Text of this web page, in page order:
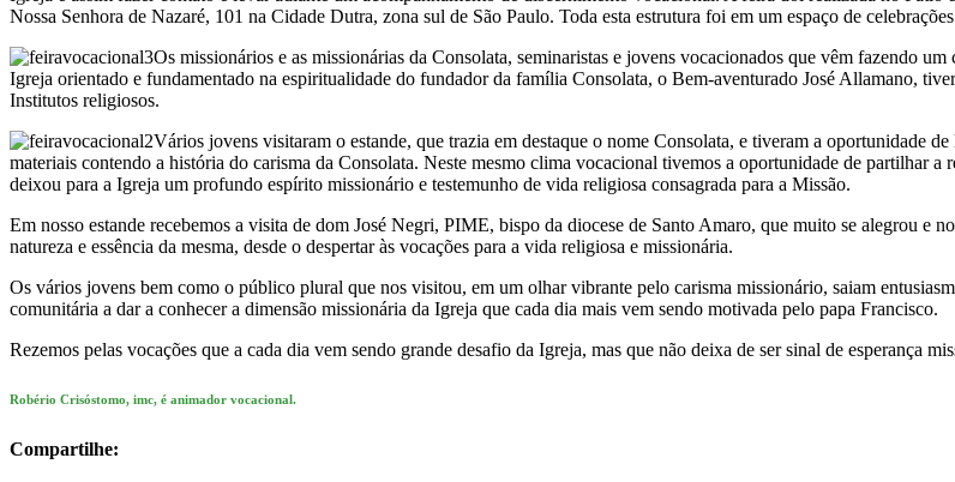
Nossa Senhora de Nazaré, 101 na Cidade Dutra, zona sul de São Paulo. Toda esta estrutura foi em um espaço de
Os missionários e as missionárias da Consolata, seminaristas e jovens vocacionados que vêm fazendo
Igreja orientado e fundamentado na espiritualidade do fundador da família Consolata, o Bem-aventurado José Allamano,
Institutos religiosos.
Vários jovens visitaram o estande, que trazia em destaque o nome Consolata, e tiveram a oportunidade
materiais contendo a história do carisma da Consolata. Neste mesmo clima vocacional tivemos a oportunidade de partilhar
deixou para a Igreja um profundo espírito missionário e testemunho de vida religiosa consagrada para a Missão.
Em nosso estande recebemos a visita de dom José Negri, PIME, bispo da diocese de Santo Amaro, que muito se alegrou e
natureza e essência da mesma, desde o despertar às vocações para a vida religiosa e missionária.
Os vários jovens bem como o público plural que nos visitou, em um olhar vibrante pelo carisma missionário, saiam
comunitária a dar a conhecer a dimensão missionária da Igreja que cada dia mais vem sendo motivada pelo papa Francisco.
Rezemos pelas vocações que a cada dia vem sendo grande desafio da Igreja, mas que não deixa de ser sinal de esperança
Robério Crisóstomo, imc, é animador vocacional.
Compartilhe: